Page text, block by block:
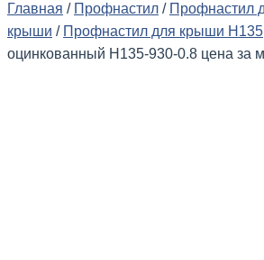
Главная / Профнастил / Профнастил
крыши / Профнастил для крыши Н135
оцинкованный Н135-930-0.8 цена за